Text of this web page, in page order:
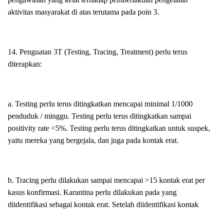
aktivitas masyarakat di atas terutama pada poin 3.
14. Penguatan 3T (Testing, Tracing, Treatment) perlu terus
diterapkan:
a. Testing perlu terus ditingkatkan mencapai minimal 1/1000
penduduk / minggu. Testing perlu terus ditingkatkan sampai
positivity rate <5%. Testing perlu terus ditingkatkan untuk suspek,
yaitu mereka yang bergejala, dan juga pada kontak erat.
b. Tracing perlu dilakukan sampai mencapai >15 kontak erat per
kasus konfirmasi. Karantina perlu dilakukan pada yang
diidentifikasi sebagai kontak erat. Setelah diidentifikasi kontak